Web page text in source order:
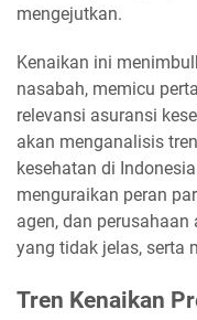
mengejutkan.
Kenaikan ini
nasabah, memicu
relevansi asuransi
akan menganalisis
kesehatan di
menguraikan peran
agen, dan
yang tidak jelas, serta
Tren Kenaikan